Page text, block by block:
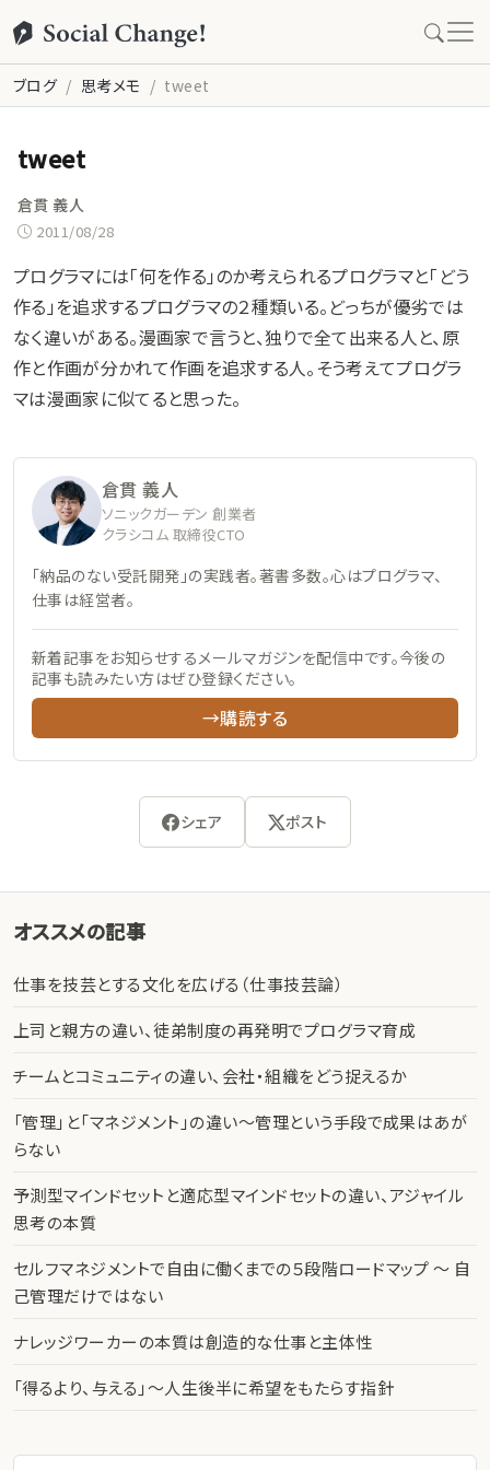
ブログ 思考メモ tweet
tweet
倉貫 義人
2011/08/28
プログラマには「何を作る」のか考えられるプログラマと「どう
作る」を追求するプログラマの２種類いる。どっちが優劣では
なく違いがある。漫画家で言うと、独りで全て出来る人と、原
作と作画が分かれて作画を追求する人。そう考えてプログラ
マは漫画家に似てると思った。
倉貫 義人
ソニックガーデン 創業者
クラシコム 取締役CTO
「納品のない受託開発」の実践者。著書多数。心はプログラマ、
仕事は経営者。
新着記事をお知らせするメールマガジンを配信中です。今後の
記事も読みたい方はぜひ登録ください。
→購読する
シェア ポスト
オススメの記事
仕事を技芸とする文化を広げる（仕事技芸論）
上司と親方の違い、徒弟制度の再発明でプログラマ育成
チームとコミュニティの違い、会社・組織をどう捉えるか
「管理」と「マネジメント」の違い〜管理という手段で成果はあが
らない
予測型マインドセットと適応型マインドセットの違い、アジャイル
思考の本質
セルフマネジメントで自由に働くまでの５段階ロードマップ 〜 自
己管理だけではない
ナレッジワーカーの本質は創造的な仕事と主体性
「得るより、与える」〜人生後半に希望をもたらす指針